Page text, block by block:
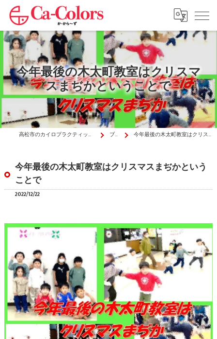
今年最後の木太町教室はクリスマ
スまぢかということで
高松市のカイロプラクティックはか・から～ず施術院 ブログ 今年最後の木太町教室はクリスマスまぢかということで
今年最後の木太町教室はクリスマスまぢかという
ことで
2022/12/22